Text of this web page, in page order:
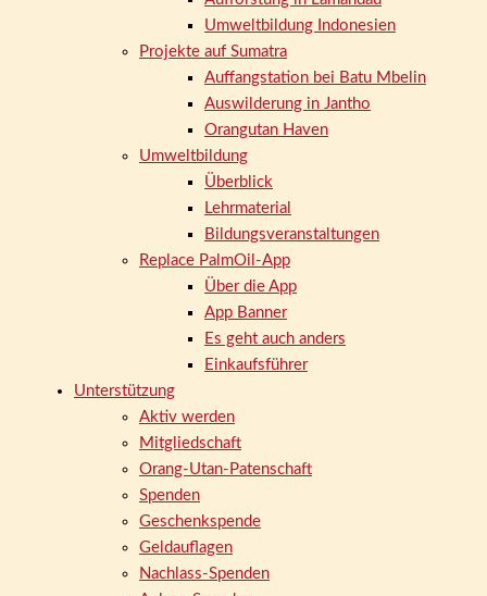
Umweltbildung Indonesien
Projekte auf Sumatra
Auffangstation bei Batu Mbelin
Auswilderung in Jantho
Orangutan Haven
Umweltbildung
Überblick
Lehrmaterial
Bildungsveranstaltungen
Replace PalmOil-App
Über die App
App Banner
Es geht auch anders
Einkaufsführer
Unterstützung
Aktiv werden
Mitgliedschaft
Orang-Utan-Patenschaft
Spenden
Geschenkspende
Geldauflagen
Nachlass-Spenden